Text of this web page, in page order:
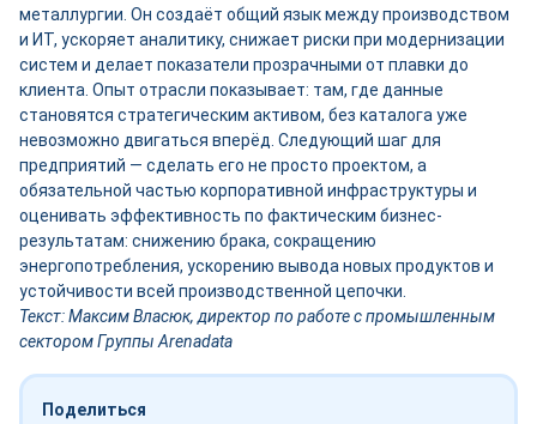
металлургии. Он создаёт общий язык между производством
и ИТ, ускоряет аналитику, снижает риски при модернизации
систем и делает показатели прозрачными от плавки до
клиента. Опыт отрасли показывает: там, где данные
становятся стратегическим активом, без каталога уже
невозможно двигаться вперёд. Следующий шаг для
предприятий — сделать его не просто проектом, а
обязательной частью корпоративной инфраструктуры и
оценивать эффективность по фактическим бизнес-
результатам: снижению брака, сокращению
энергопотребления, ускорению вывода новых продуктов и
устойчивости всей производственной цепочки.
Текст: Максим Власюк, директор по работе с промышленным
сектором Группы Arenadata
Поделиться